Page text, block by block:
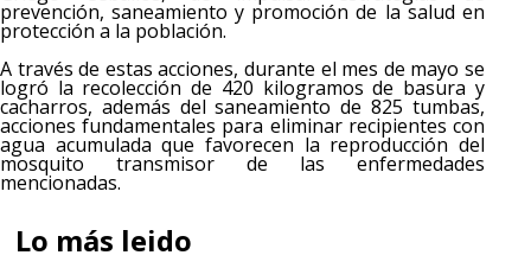
prevención, saneamiento y promoción de la salud en
protección a la población.
A través de estas acciones, durante el mes de mayo se
logró la recolección de 420 kilogramos de basura y
cacharros, además del saneamiento de 825 tumbas,
acciones fundamentales para eliminar recipientes con
agua acumulada que favorecen la reproducción del
mosquito transmisor de las enfermedades
mencionadas.
Lo más leido